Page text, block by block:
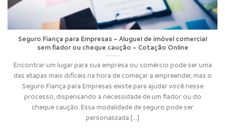
Seguro Fiança para Empresas – Aluguel de imóvel comercial
sem fiador ou cheque caução – Cotação Online
Encontrar um lugar para sua empresa ou comércio pode ser uma
das etapas mais difíceis na hora de começar a empreender, mas o
Seguro Fiança para Empresas existe para ajudar você nesse
processo, dispensando a necessidade de um fiador ou do
cheque caução. Essa modalidade de seguro pode ser
personalizada [...]